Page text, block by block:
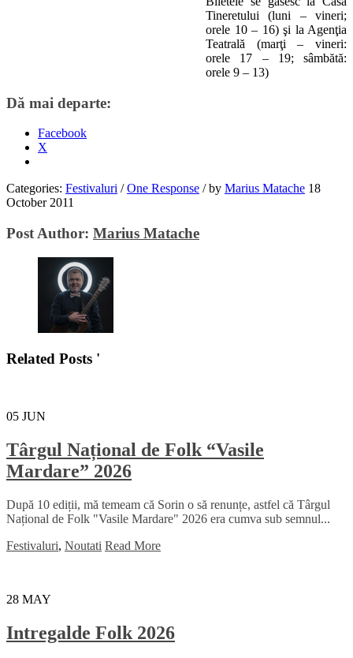
Tineretului (luni – vineri;
orele 10 – 16) şi la Agenţia
Teatrală (marţi – vineri:
orele 17 – 19; sâmbătă:
orele 9 – 13)
Dă mai departe:
Facebook
X
Categories: Festivaluri / One Response /by Marius Matache 18
October 2011
Post Author: Marius Matache
Related Posts '
05 JUN
Târgul Național de Folk “Vasile
Mardare” 2026
După 10 ediții, mă temeam că Sorin o să renunțe, astfel că Târgul
Național de Folk "Vasile Mardare" 2026 era cumva sub semnul...
Festivaluri, Noutati Read More
28 MAY
Intregalde Folk 2026